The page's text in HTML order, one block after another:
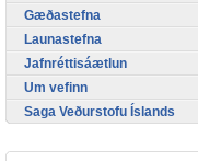
Gæðastefna
Launastefna
Jafnréttisáætlun
Um vefinn
Saga Veðurstofu Íslands